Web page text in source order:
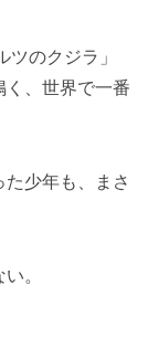
のクジラ」
、世界で一番
少年も、まさ
。